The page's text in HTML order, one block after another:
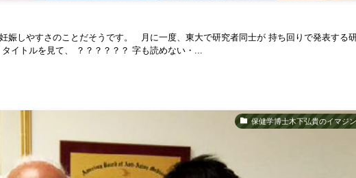
娠しやすさのことだそうです。 月に一度、東大で研究者同士が 持ち回りで発表する
イトルを見て、 ？？？？？？ 字も読めない・...
保健学博士木下弘貴のイマジ